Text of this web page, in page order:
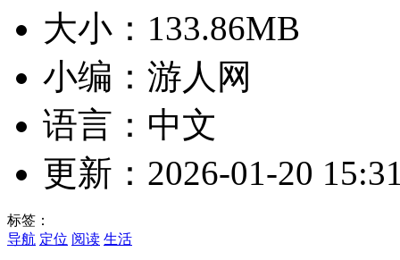
大小：133.86MB
小编：游人网
语言：中文
更新：2026-01-20
标签：
导航 定位 阅读 生活